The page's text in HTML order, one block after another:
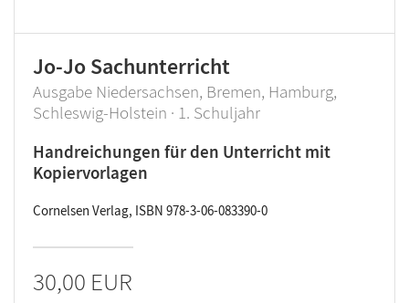
Jo-Jo Sachunterricht
Ausgabe Niedersachsen, Bremen, Hamburg,
Schleswig-Holstein · 1. Schuljahr
Handreichungen für den Unterricht mit
Kopiervorlagen
Cornelsen Verlag, ISBN 978-3-06-083390-0
30,00 EUR